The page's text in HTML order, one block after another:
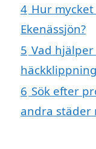
4 Hur
Ekenässjön?
5 Vad
6 Sök efter
andra städer